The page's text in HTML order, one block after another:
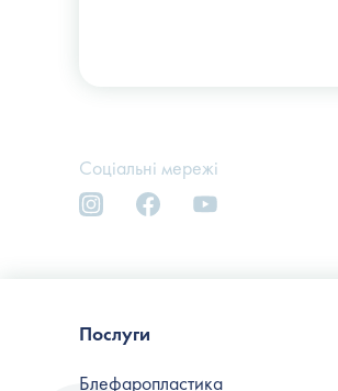
Соціальні мережі
Послуги
Блефаропластика